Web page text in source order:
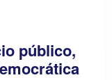
público,